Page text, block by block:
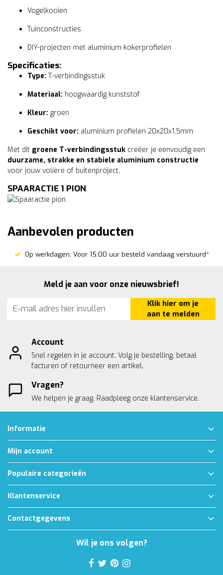
Vogelkooien
Tuinconstructies
DIY-projecten met aluminium kokerprofielen
Specificaties:
Type: T-verbindingsstuk
Materiaal: hoogwaardig kunststof
Kleur: groen
Geschikt voor: aluminium profielen 20x20x1,5mm
Met dit groene T-verbindingsstuk creëer je eenvoudig een
duurzame, strakke en stabiele aluminium constructie
voor jouw volière of buitenproject.
SPAARACTIE 1 PION
Aanbevolen producten
Op werkdagen; Voor 15:00 uur besteld vandaag verstuurd*
Meld je aan voor onze nieuwsbrief!
Klik hier om je
aan te melden
Account
Snel regelen in je account. Volg je bestelling, betaal
facturen of retourneer een artikel.
Vragen?
We helpen je graag. Raadpleeg onze klantenservice.
Informatie
Mijn account
Populaire categorieën
Klantenservice
Contactgegevens
Wil je ons volgen?